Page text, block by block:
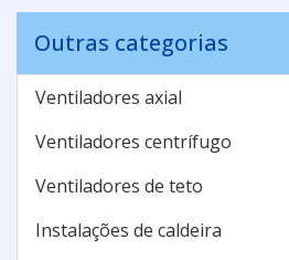
Outras categorias
Ventiladores axial
Ventiladores centrífugo
Ventiladores de teto
Instalações de caldeira